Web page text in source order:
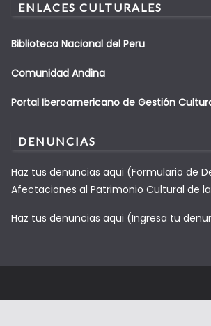
ENLACES CULTURALES
Biblioteca Nacional del Peru
Comunidad Andina
Portal Iberoamericano de Gestión
DENUNCIAS
Haz tus denuncias aqui (Formulario de
Afectaciones al Patrimonio Cultural de
Haz tus denuncias aqui (Ingresa tu